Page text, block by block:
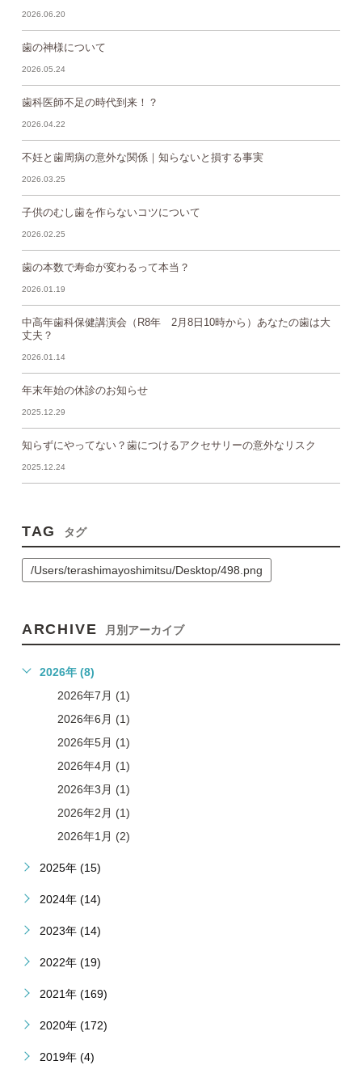
2026.06.20
歯の神様について
2026.05.24
歯科医師不足の時代到来！？
2026.04.22
不妊と歯周病の意外な関係｜知らないと損する事実
2026.03.25
子供のむし歯を作らないコツについて
2026.02.25
歯の本数で寿命が変わるって本当？
2026.01.19
中高年歯科保健講演会（R8年 2月8日10時から）あなたの歯は大
丈夫？
2026.01.14
年末年始の休診のお知らせ
2025.12.29
知らずにやってない？歯につけるアクセサリーの意外なリスク
2025.12.24
TAG タグ
/Users/terashimayoshimitsu/Desktop/498.png
ARCHIVE 月別アーカイブ
2026年 (8)
2026年7月 (1)
2026年6月 (1)
2026年5月 (1)
2026年4月 (1)
2026年3月 (1)
2026年2月 (1)
2026年1月 (2)
2025年 (15)
2024年 (14)
2023年 (14)
2022年 (19)
2021年 (169)
2020年 (172)
2019年 (4)